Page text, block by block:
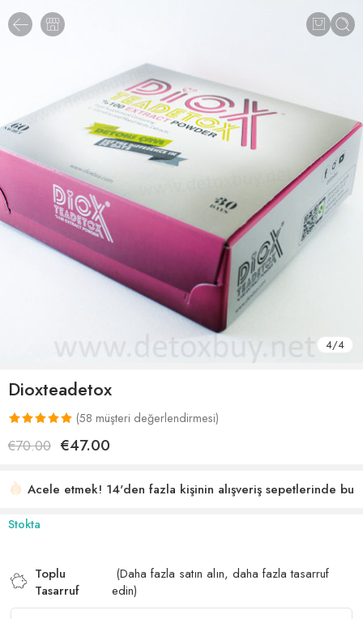
4/4
Dioxteadetox
41
müşteri
üzerinden
aldı
(58 müşteri değerlendirmesi)
€70.00 €47.00
Acele etmek! 14'den fazla kişinin alışveriş sepetlerinde bu
Stokta
Toplu
Tasarruf
(Daha fazla satın alın, daha fazla tasarruf
edin)